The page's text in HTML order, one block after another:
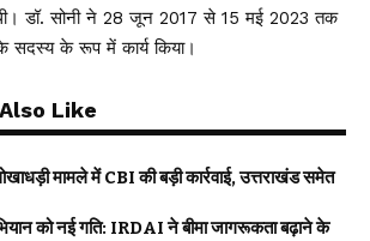
डॉ. सोनी ने 28 जून 2017 से 15 मई 2023 तक
के रूप में कार्य किया।
Like
मामले में CBI की बड़ी कार्रवाई, उत्तराखंड समेत
को नई गति: IRDAI ने बीमा जागरूकता बढ़ाने के